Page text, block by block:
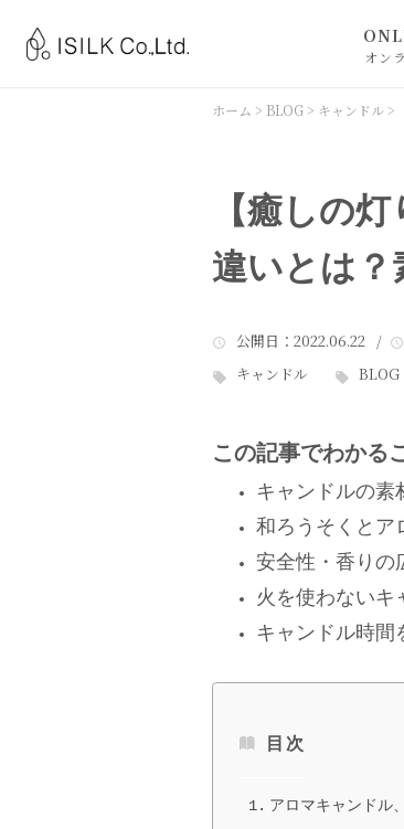
オン
ホーム > BLOG > キャンドル >
【癒しの
違いとは？
公開日 ：2022.06.22 /
キャンドル
BLOG
この記事でわかる
キャンドルの素
和ろうそくとア
安全性・香りの
火を使わないキ
キャンドル時間
目次
アロマキャンドル